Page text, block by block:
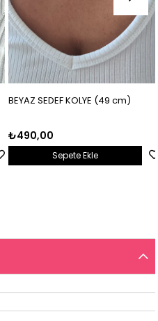
BEYAZ SEDEF KOLYE (49 cm)
₺490,00
Sepete Ekle